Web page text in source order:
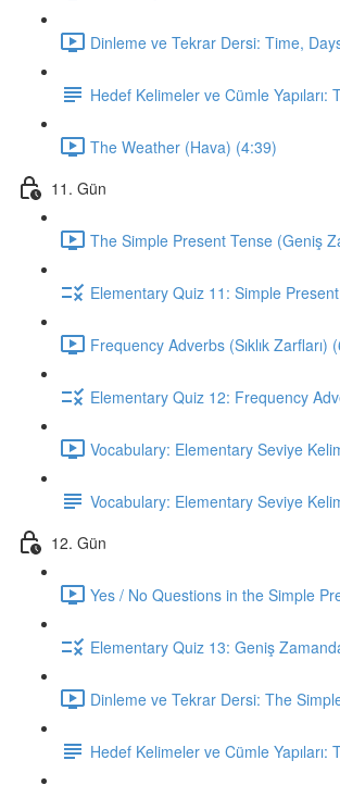
Dinleme ve Tekrar Dersi: Time,
Hedef Kelimeler ve Cümle
The Weather (Hava) (4:39)
11. Gün
The Simple Present Tense (Geniş
Elementary Quiz 11: Simple
Frequency Adverbs (Sıklık Zarfları)
Elementary Quiz 12: Frequency
Vocabulary: Elementary Seviye
Vocabulary: Elementary Seviye
12. Gün
Yes / No Questions in the Simple
Elementary Quiz 13: Geniş
Dinleme ve Tekrar Dersi: The
Hedef Kelimeler ve Cümle